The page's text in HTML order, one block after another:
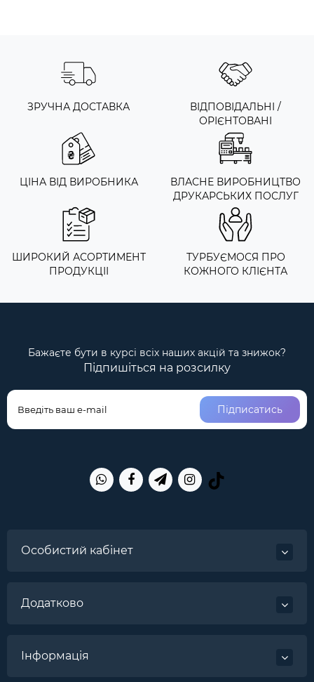
ЗРУЧНА ДОСТАВКА
ВІДПОВІДАЛЬНІ /
ОРІЄНТОВАНІ
ЦІНА ВІД ВИРОБНИКА
ВЛАСНЕ ВИРОБНИЦТВО
ДРУКАРСЬКИХ ПОСЛУГ
ШИРОКИЙ АСОРТИМЕНТ
ПРОДУКЦІІ
ТУРБУЄМОСЯ ПРО
КОЖНОГО КЛІЄНТА
Бажаєте бути в курсі всіх наших акцій та знижок?
Підпишіться на розсилку
Підписатись
Особистий кабінет
Додатково
Інформація